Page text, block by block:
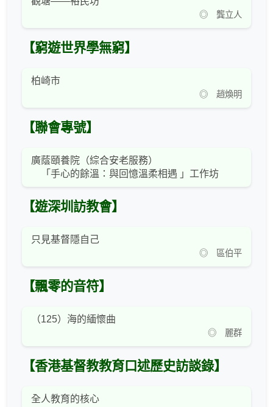
◎ 龔立人
【窮遊世界學無窮】
柏崎市
◎ 趙煥明
【聯會專號】
廣蔭頤養院（綜合安老服務）
「手心的餘溫：與回憶溫柔相遇 」工作坊
【遊深圳訪教會】
只見基督隱自己
◎ 區伯平
【飄零的音符】
（125）海的緬懷曲
◎ 麗群
【香港基督教教育口述歷史訪談錄】
全人教育的核心